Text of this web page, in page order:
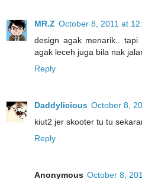
MR.Z October 8, 2011 at
design agak menarik.. tapi
agak leceh juga bila nak
Reply
Daddylicious October 8,
kiut2 jer skooter tu tu
Reply
Anonymous October 8,